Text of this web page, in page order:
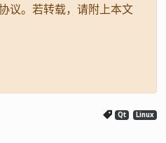
议。若转载，请附上本文
Qt Linux